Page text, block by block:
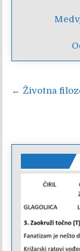
← Životna